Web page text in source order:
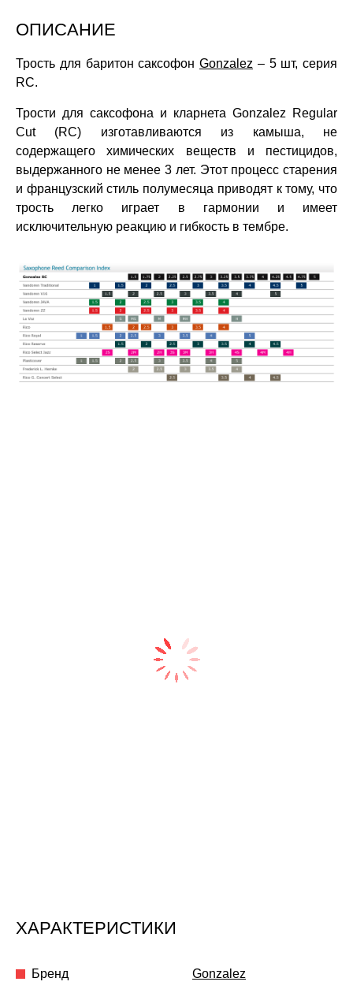
ОПИСАНИЕ
Трость для баритон саксофон Gonzalez – 5 шт, серия
RC.
Трости для саксофона и кларнета Gonzalez Regular
Cut (RC) изготавливаются из камыша, не
содержащего химических веществ и пестицидов,
выдержанного не менее 3 лет. Этот процесс старения
и французский стиль полумесяца приводят к тому, что
трость легко играет в гармонии и имеет
исключительную реакцию и гибкость в тембре.
ХАРАКТЕРИСТИКИ
Бренд Gonzalez